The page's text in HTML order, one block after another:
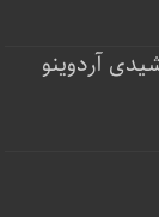
آردوینو